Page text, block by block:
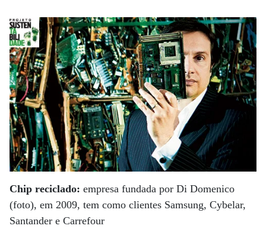
Chip reciclado: empresa fundada por Di Domenico
(foto), em 2009, tem como clientes Samsung, Cybelar,
Santander e Carrefour